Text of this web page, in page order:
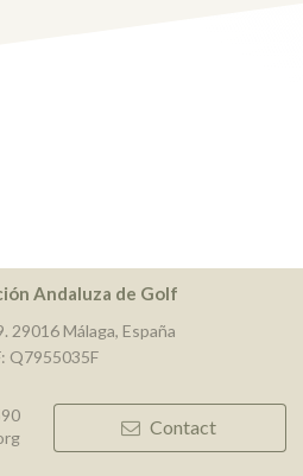
Andaluza de Golf
29016 Málaga, España
Q7955035F
Contact